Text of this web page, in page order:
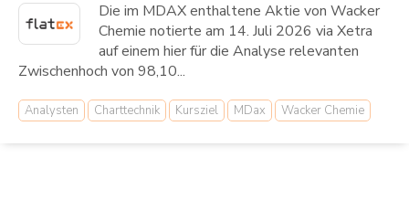
Die im MDAX enthaltene Aktie von Wacker
Chemie notierte am 14. Juli 2026 via Xetra
auf einem hier für die Analyse relevanten
Zwischenhoch von 98,10...
Analysten Charttechnik Kursziel MDax Wacker Chemie